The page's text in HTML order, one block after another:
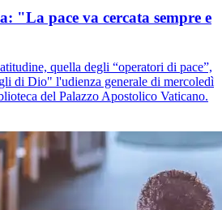
"La pace va cercata sempre e
quella degli “operatori di pace”,
di Dio" l'udienza generale di mercoledì
del Palazzo Apostolico Vaticano.